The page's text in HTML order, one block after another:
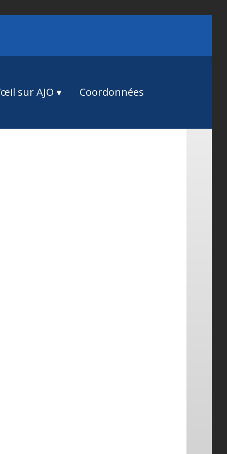
sur AJO Coordonnées